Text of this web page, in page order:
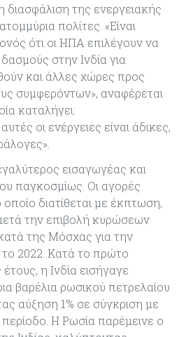
της ενεργειακής
πολίτες. «Είναι
ότι οι ΗΠΑ επιλέγουν να
στην Ινδία για
και άλλες χώρες προς
συμφερόντων», αναφέρεται
καταλήγει:
οι ενέργειες είναι άδικες,
εισαγωγέας και
παγκοσμίως. Οι αγορές
διατίθεται με έκπτωση,
την επιβολή κυρώσεων
της Μόσχας για την
2022. Κατά το πρώτο
η Ινδία εισήγαγε
βαρέλια ρωσικού πετρελαίου
αύξηση 1% σε σύγκριση με
περίοδο. Η Ρωσία παρέμεινε ο